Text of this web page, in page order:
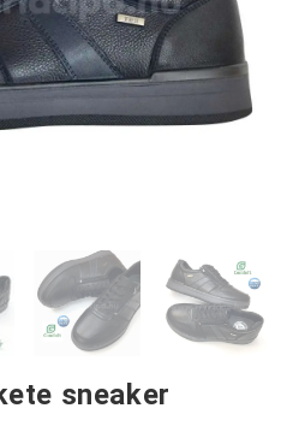
sneaker